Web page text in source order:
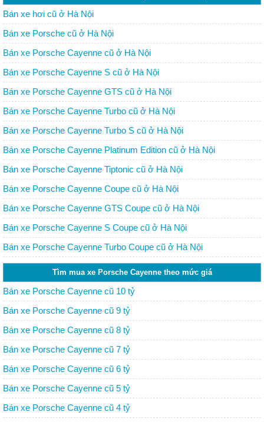
Bán xe hơi cũ ở Hà Nội
Bán xe Porsche cũ ở Hà Nội
Bán xe Porsche Cayenne cũ ở Hà Nội
Bán xe Porsche Cayenne S cũ ở Hà Nội
Bán xe Porsche Cayenne GTS cũ ở Hà Nội
Bán xe Porsche Cayenne Turbo cũ ở Hà Nội
Bán xe Porsche Cayenne Turbo S cũ ở Hà Nội
Bán xe Porsche Cayenne Platinum Edition cũ ở Hà Nội
Bán xe Porsche Cayenne Tiptonic cũ ở Hà Nội
Bán xe Porsche Cayenne Coupe cũ ở Hà Nội
Bán xe Porsche Cayenne GTS Coupe cũ ở Hà Nội
Bán xe Porsche Cayenne S Coupe cũ ở Hà Nội
Bán xe Porsche Cayenne Turbo Coupe cũ ở Hà Nội
Tìm mua xe Porsche Cayenne theo mức giá
Bán xe Porsche Cayenne cũ 10 tỷ
Bán xe Porsche Cayenne cũ 9 tỷ
Bán xe Porsche Cayenne cũ 8 tỷ
Bán xe Porsche Cayenne cũ 7 tỷ
Bán xe Porsche Cayenne cũ 6 tỷ
Bán xe Porsche Cayenne cũ 5 tỷ
Bán xe Porsche Cayenne cũ 4 tỷ